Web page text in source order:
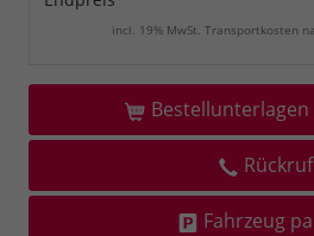
incl. 19% MwSt. Transportkosten
Rückruf
Fahrzeug